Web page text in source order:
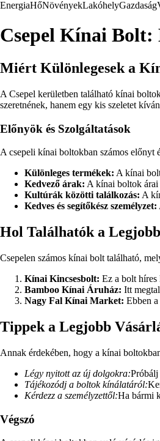
EnergiaHőNövényekLakóhelyGazdaság
Csepel Kínai Bolt:
Miért Különlegesek a
A Csepel kerületben található kínai
szeretnének, hanem egy kis szeletet
Előnyök és Szolgáltatások
A csepeli kínai boltokban számos előnyt
Különleges termékek: A kínai
Kedvező árak: A kínai boltok árai
Kultúrák közötti találkozás: A
Kedves és segítőkész személyzet:
Hol Találhatók a
Csepelen számos kínai bolt található,
Kínai Kincsesbolt: Ez a bolt híres
Bamboo Kínai Áruház: Itt
Nagy Fal Kínai Market: Ebben
Tippek a Legjobb
Annak érdekében, hogy a kínai
Légy nyitott az új dolgokra:Próbálj
Tájékozódj a boltok kínálatáról:
Kérdezz a személyzettől:Ha bármi
Végszó